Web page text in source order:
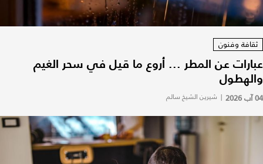
ثقافة وفنون
عبارات عن المطر ... أروع ما قيل في سحر الغيم
والهطول
04 آب 2026 | شيرين الشيخ سالم